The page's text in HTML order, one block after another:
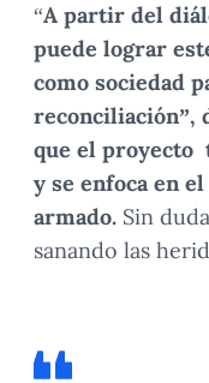
“A partir del
puede lograr
como sociedad
reconciliación”,
que el proyecto
y se enfoca en
armado. Sin
sanando las